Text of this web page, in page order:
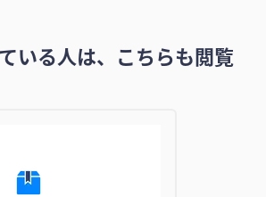
いる人は、こちらも閲覧